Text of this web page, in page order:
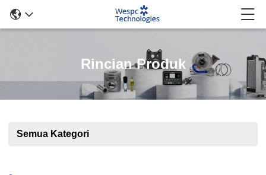
Rincian Produk
Semua Kategori